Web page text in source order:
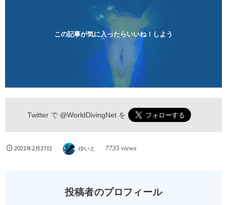
険 / 全て込み ダイビングがはじめての方や初心者でも
気軽に体験できる半日のコース。沖縄本島のビーチか
らのんびりダイビングを楽しめます...
この記事が気に入ったらいいね！しよう
Twitter で @WorldDivingNetを
2021年2月27日 ゆいと 7735 views
投稿者のプロフィール